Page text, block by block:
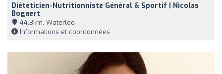
Diététicien-Nutritionniste Général & Sportif | Nicolas
Bogaert
44,3km, Waterloo
Informations et coordonnées